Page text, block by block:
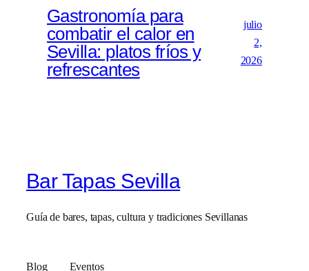
Gastronomía para
combatir el calor en
Sevilla: platos fríos y
refrescantes
julio
2,
2026
Bar Tapas Sevilla
Guía de bares, tapas, cultura y tradiciones Sevillanas
Blog Eventos